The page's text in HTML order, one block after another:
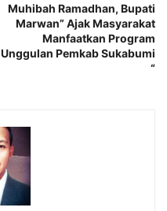
Muhibah Ramadhan, Bupati
Marwan” Ajak Masyarakat
Manfaatkan Program
Unggulan Pemkab Sukabumi
“